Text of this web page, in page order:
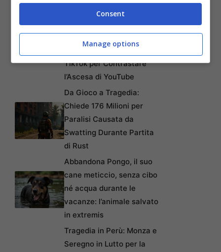
e Collaborazioni con
TikTok per Contrastare
l’Ascesa di YouTube
Da Gioco a Tragedia:
Chiede 176 Milioni per
Paralisi Causata da
Swatting Durante Partita
di Rust
Abbandona Pongo, il suo
cane meticcio, senza cibo
né acqua durante le
vacanze: l’animale salvato
in extremis
Tragedia in Perù: Monza e
Seregno in Lutto per la
Consent
Manage options